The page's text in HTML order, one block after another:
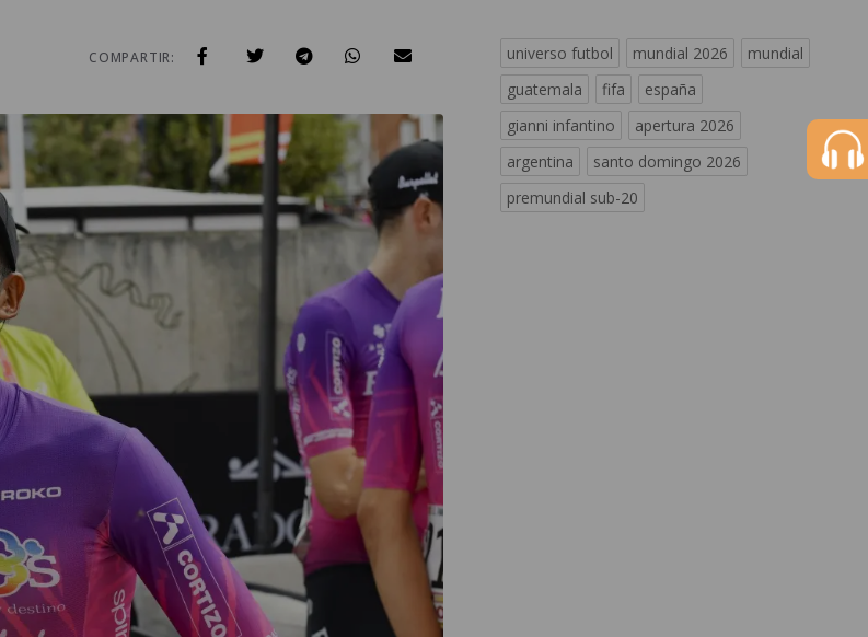
COMPARTIR: universo futbol mundial 2026
mundial
guatemala
fifa
españa
gianni infantino
apertura 2026
argentina
santo domingo 2026
premundial sub-20